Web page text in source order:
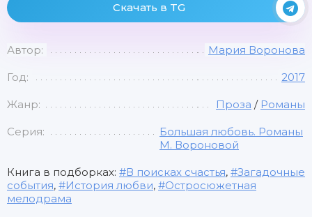
Скачать в TG
Автор: Мария Воронова
Год: 2017
Жанр: Проза / Романы
Серия:
Большая любовь. Романы
М. Вороновой
Книга в подборках: В поисках счастья,
Загадочные
события, История любви,
Остросюжетная
мелодрама